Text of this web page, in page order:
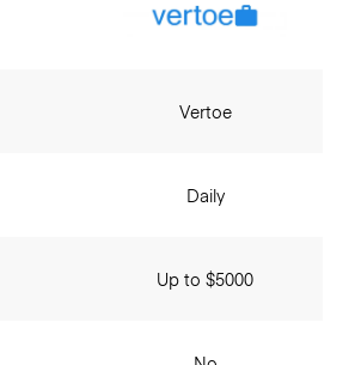
Vertoe
Daily
Up to $5000